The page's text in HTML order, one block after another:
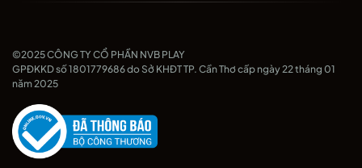
©2025 CÔNG TY CỔ PHẦN NVB PLAY
GPĐKKD số 1801779686 do Sở KHĐT TP. Cần Thơ cấp ngày 22 tháng 01
năm 2025